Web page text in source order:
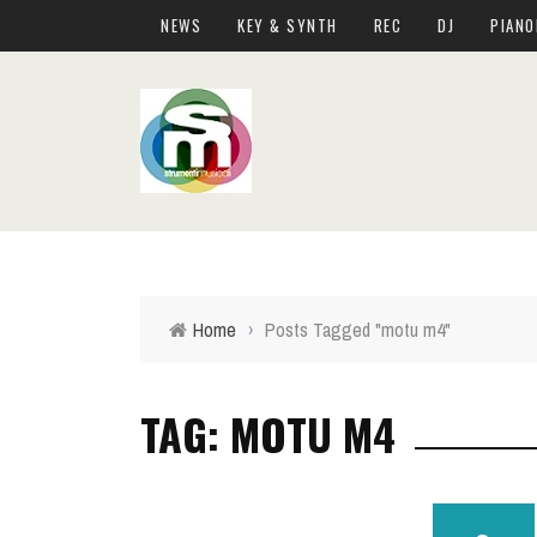
NEWS KEY & SYNTH REC DJ
Home › Posts Tagged "motu m4"
TAG: MOTU M4